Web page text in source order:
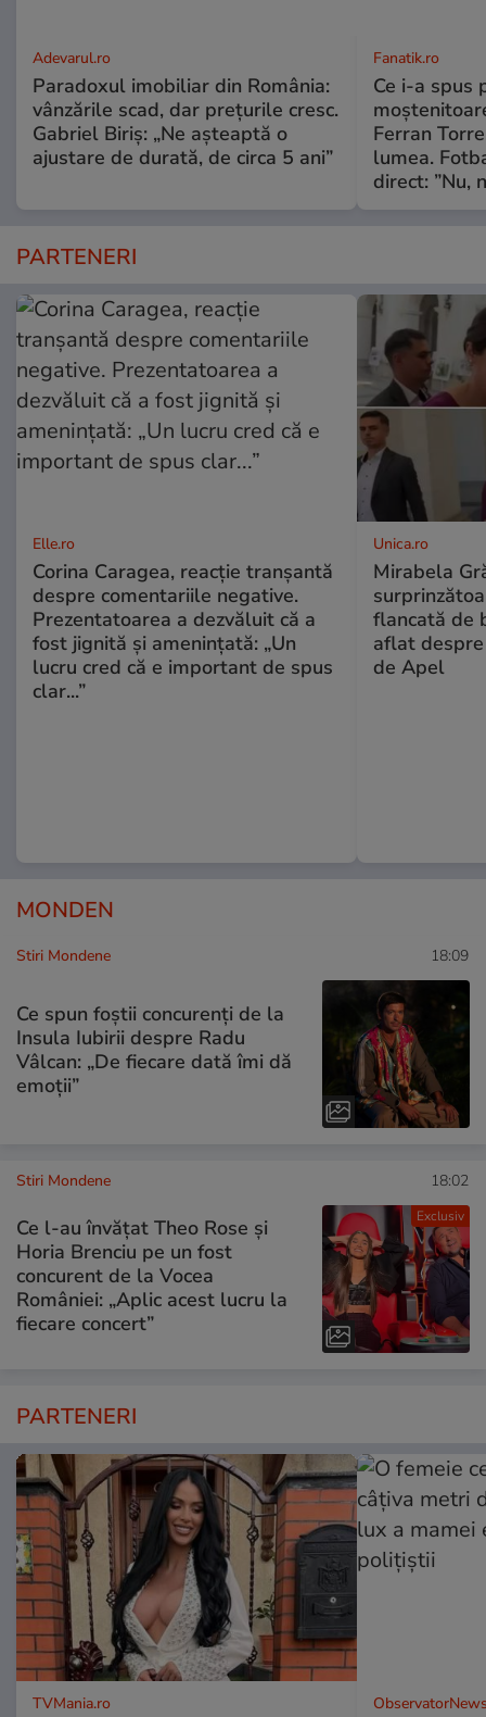
Adevarul.ro
Paradoxul imobiliar din România:
vânzările scad, dar prețurile cresc.
Gabriel Biriș: „Ne așteaptă o
ajustare de durată, de circa 5 ani”
Fanatik.ro
Ce i-a spus
Ferran
lumea.
direct: ”Nu,
PARTENERI
Elle.ro
Corina Caragea, reacție tranșantă
despre comentariile negative.
Prezentatoarea a dezvăluit că a
fost jignită și amenințată: „Un
lucru cred că e important de spus
clar...”
Unica.ro
Mirabela
flancată de
aflat
de Apel
MONDEN
Stiri Mondene 18:09
Ce spun foștii concurenți de la
Insula Iubirii despre Radu
Vâlcan: „De fiecare dată îmi dă
emoții”
Exclusiv
Stiri Mondene 18:02
Ce l-au învățat Theo Rose și
Horia Brenciu pe un fost
concurent de la Vocea
României: „Aplic acest lucru la
fiecare concert”
PARTENERI
TVMania.ro